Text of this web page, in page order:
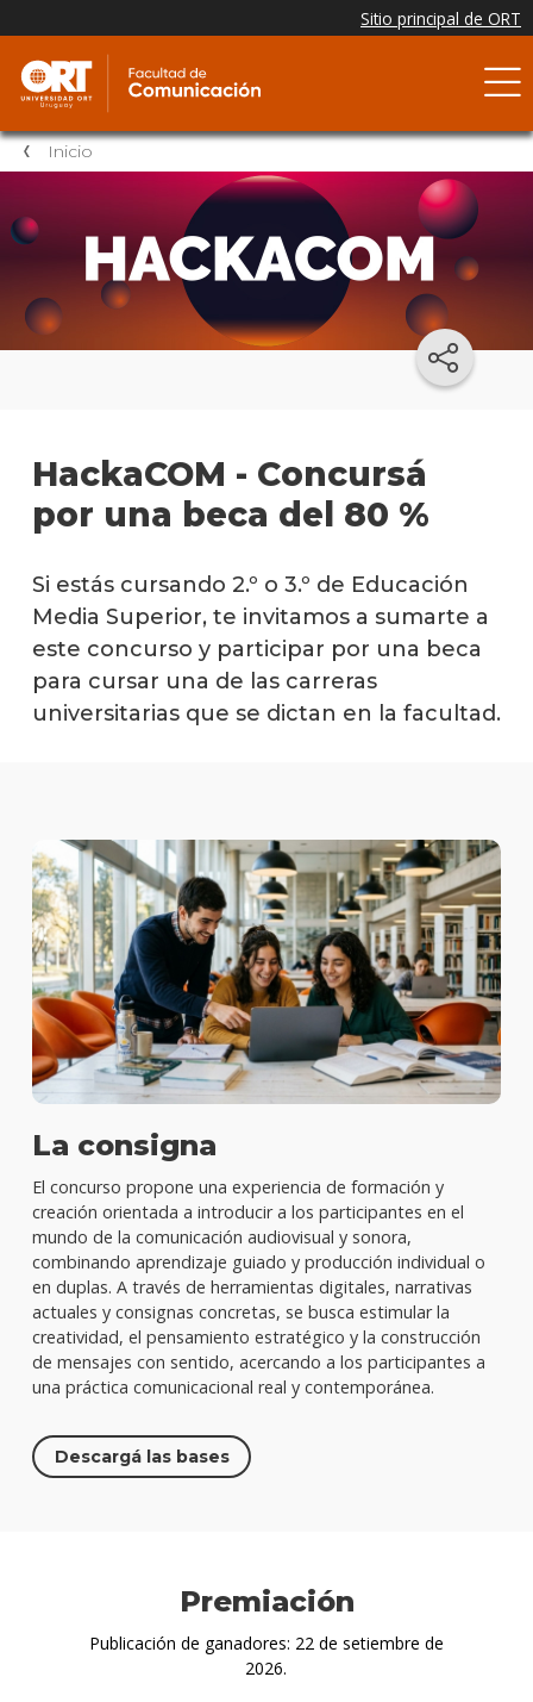
Inicio
HackaCOM - Concursá
por una beca del 80 %
Si estás cursando 2.º o 3.º de Educación
Media Superior, te invitamos a sumarte a
este concurso y participar por una beca
para cursar una de las carreras
universitarias que se dictan en la facultad.
La consigna
El concurso propone una experiencia de formación y
creación orientada a introducir a los participantes en el
mundo de la comunicación audiovisual y sonora,
combinando aprendizaje guiado y producción individual o
en duplas. A través de herramientas digitales, narrativas
actuales y consignas concretas, se busca estimular la
creatividad, el pensamiento estratégico y la construcción
de mensajes con sentido, acercando a los participantes a
una práctica comunicacional real y contemporánea.
Descargá las bases
Premiación
Publicación de ganadores: 22 de setiembre de
2026.